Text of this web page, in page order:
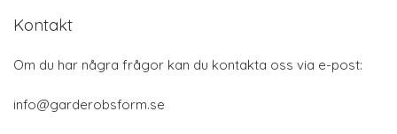
Kontakt
Om du har några frågor kan du kontakta oss via e-post:
info@garderobsform.se